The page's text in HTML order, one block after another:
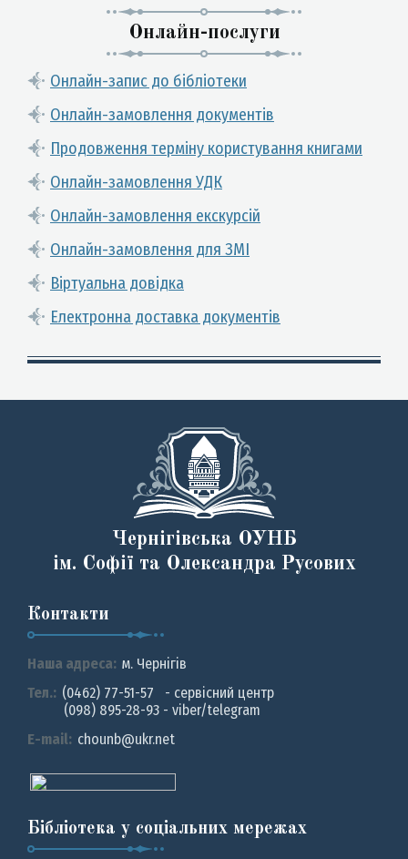
Онлайн-послуги
Онлайн-запис до бібліотеки
Онлайн-замовлення документів
Продовження терміну користування книгами
Онлайн-замовлення УДК
Онлайн-замовлення екскурсій
Онлайн-замовлення для ЗМІ
Віртуальна довідка
Електронна доставка документів
Чернігівська ОУНБ
ім. Софії та Олександра Русових
Контакти
Наша адреса: м. Чернiгiв
Тел.: (0462) 77-51-57 - сервісний центр
(098) 895-28-93 - viber/telegram
E-mail: chounb@ukr.net
Бібліотека у соціальних мережах